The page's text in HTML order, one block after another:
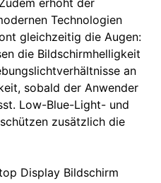
erhöht der
Technologien
gleichzeitig die Augen:
die Bildschirmhelligkeit
an
sobald der Anwender
Low-Blue-Light- und
zusätzlich die